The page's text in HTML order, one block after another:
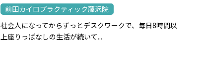
前田カイロプラクティック藤沢院
社会人になってからずっとデスクワークで、毎日8時間以
上座りっぱなしの生活が続いて...